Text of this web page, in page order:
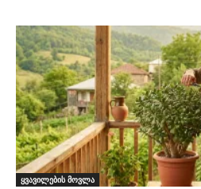
ყვავილების მოვლა